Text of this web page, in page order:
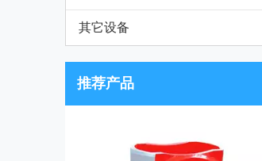
其它设备
推荐产品